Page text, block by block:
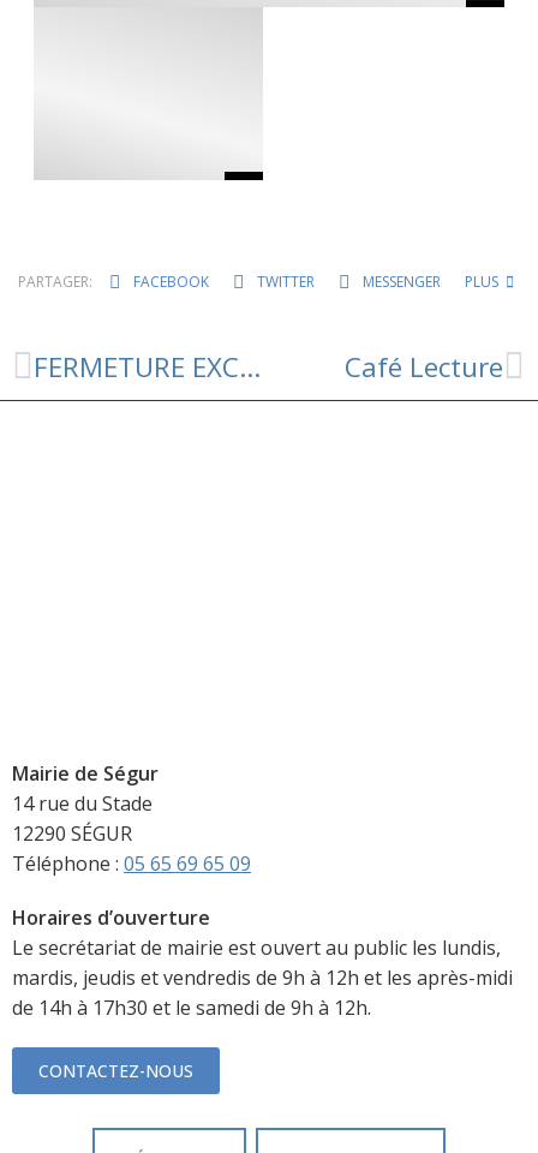
PARTAGER: FACEBOOK TWITTER MESSENGER PLUS
FERMETURE EXCEPTIONNELLE DE L’AGENCE POSTALE Café Lecture
Mairie de Ségur
14 rue du Stade
12290 SÉGUR
Téléphone : 05 65 69 65 09
Horaires d’ouverture
Le secrétariat de mairie est ouvert au public les lundis,
mardis, jeudis et vendredis de 9h à 12h et les après-midi
de 14h à 17h30 et le samedi de 9h à 12h.
CONTACTEZ-NOUS